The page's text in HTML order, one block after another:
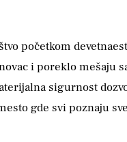
početkom
i poreklo mešaju
sigurnost
gde svi poznaju